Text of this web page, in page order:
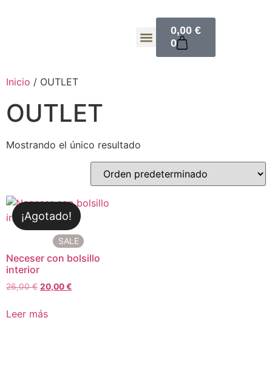
0,00 €
0
Inicio / OUTLET
OUTLET
Mostrando el único resultado
SALE
Neceser con bolsillo
interior
26,00€ 20,00€
Leer más